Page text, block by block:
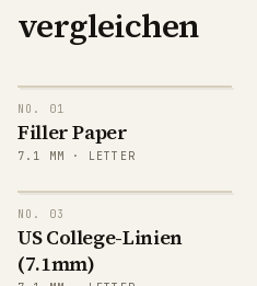
vergleichen
NO. 01
Filler Paper
7.1 MM · LETTER
NO. 03
US College-Linien
(7.1mm)